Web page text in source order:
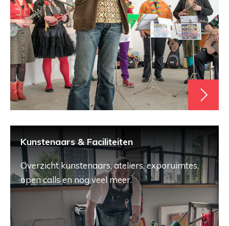
Kunstenaars & Faciliteiten
Overzicht kunstenaars, ateliers, exporuimtes,
open calls en nog veel meer.